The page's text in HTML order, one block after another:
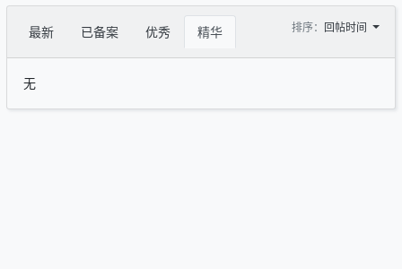
最新 已备案 优秀 精华 排序： 回帖时间
无